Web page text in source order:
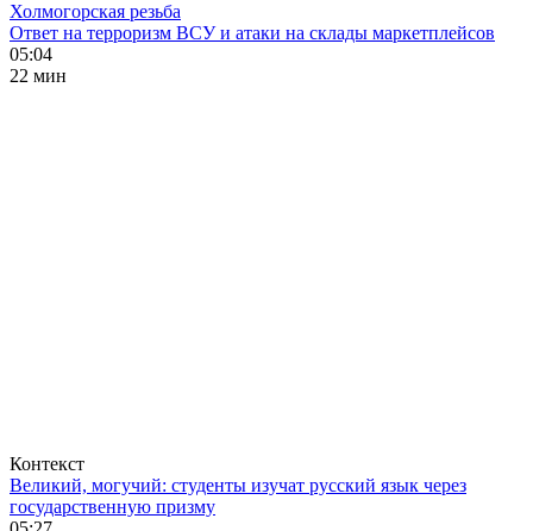
Холмогорская резьба
Ответ на терроризм ВСУ и атаки на склады маркетплейсов
05:04
22 мин
Контекст
Великий, могучий: студенты изучат русский язык через
государственную призму